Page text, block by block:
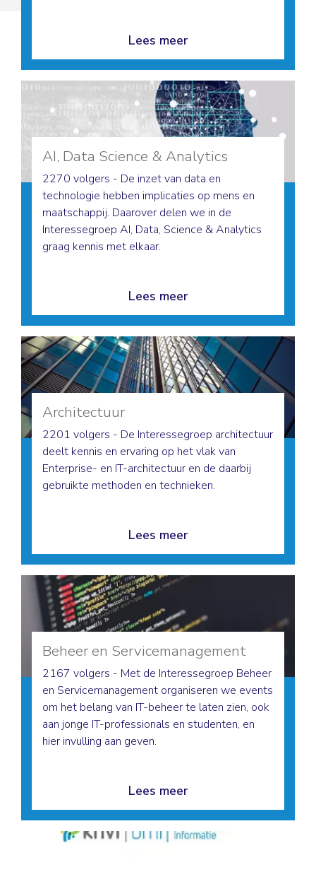
Lees meer
AI, Data Science & Analytics
2270 volgers - De inzet van data en
technologie hebben implicaties op mens en
maatschappij. Daarover delen we in de
Interessegroep AI, Data, Science & Analytics
graag kennis met elkaar.
Lees meer
Architectuur
2201 volgers - De Interessegroep architectuur
deelt kennis en ervaring op het vlak van
Enterprise- en IT-architectuur en de daarbij
gebruikte methoden en technieken.
Lees meer
Beheer en Servicemanagement
2167 volgers - Met de Interessegroep Beheer
en Servicemanagement organiseren we events
om het belang van IT-beheer te laten zien, ook
aan jonge IT-professionals en studenten, en
hier invulling aan geven.
Lees meer